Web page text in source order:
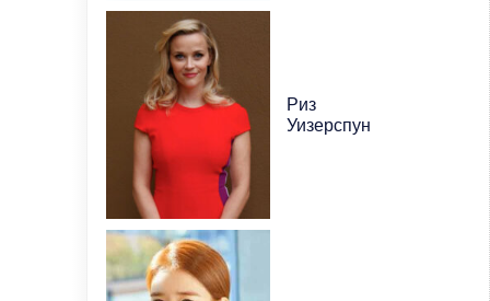
Риз
Уизерспун